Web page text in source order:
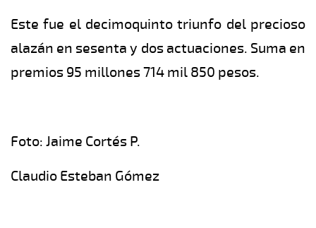
Este fue el decimoquinto triunfo del precioso
alazán en sesenta y dos actuaciones. Suma en
premios 95 millones 714 mil 850 pesos.
Foto: Jaime Cortés P.
Claudio Esteban Gómez